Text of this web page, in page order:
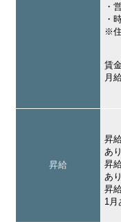
・
・
※
賃
月
昇給
昇
あり
昇
あり
昇
1月